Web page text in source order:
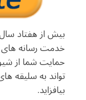
بیش از هفتاد
خدمت رسانه
حمایت شما از
تواند به سلیقه
بیافزاید.